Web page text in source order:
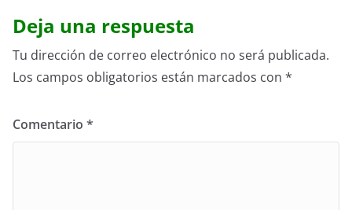
Deja una respuesta
Tu dirección de correo electrónico no será publicada.
Los campos obligatorios están marcados con *
Comentario *